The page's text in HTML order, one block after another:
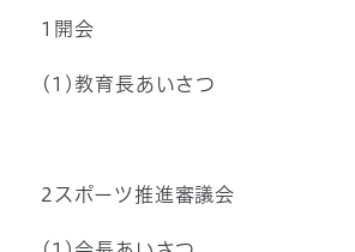
1開会
(1)教育長あいさつ
2スポーツ推進審議会